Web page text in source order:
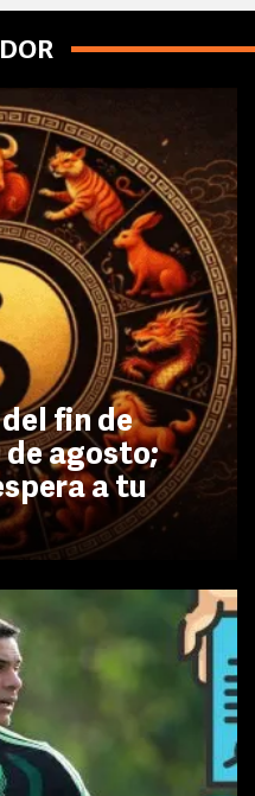
fin de
de agosto;
a tu